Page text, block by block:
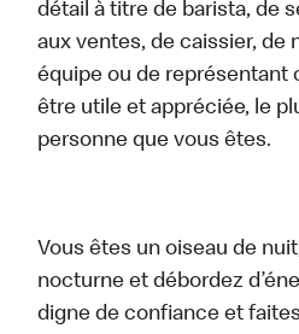
détail à titre de barista, de
aux ventes, de caissier, de
équipe ou de représentant
être utile et appréciée, le
personne que vous êtes.
Vous êtes un oiseau de
nocturne et débordez
digne de confiance et